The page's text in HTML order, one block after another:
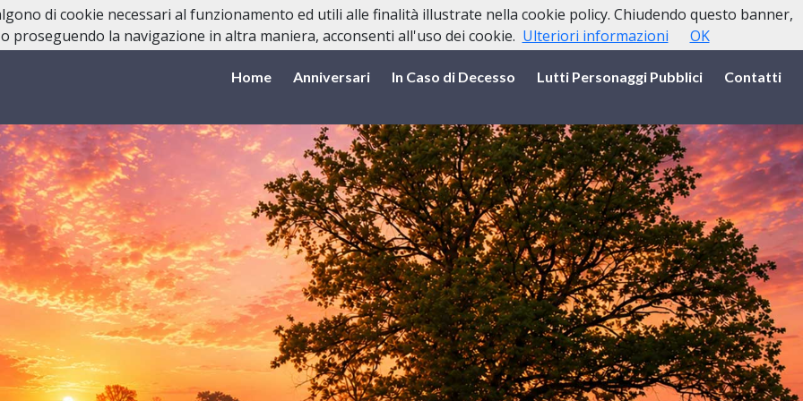
Home Anniversari In Caso di Decesso Lutti Personaggi Pubblici Contatti
di cookie necessari al funzionamento ed utili alle finalità illustrate nella cookie policy. Chiudendo questo banner,
proseguendo la navigazione in altra maniera, acconsenti all'uso dei cookie. Ulteriori informazioni OK